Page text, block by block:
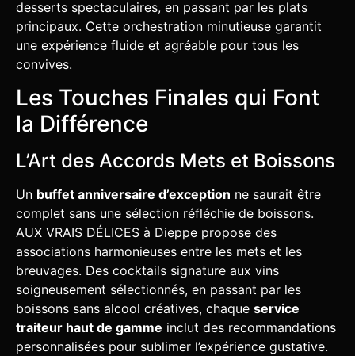
desserts spectaculaires, en passant par les plats
principaux. Cette orchestration minutieuse garantit
une expérience fluide et agréable pour tous les
convives.
Les Touches Finales qui Font
la Différence
L’Art des Accords Mets et Boissons
Un buffet anniversaire d’exception ne saurait être
complet sans une sélection réfléchie de boissons.
AUX VRAIS DÉLICES à Dieppe propose des
associations harmonieuses entre les mets et les
breuvages. Des cocktails signature aux vins
soigneusement sélectionnés, en passant par les
boissons sans alcool créatives, chaque service
traiteur haut de gamme inclut des recommandations
personnalisées pour sublimer l’expérience gustative.